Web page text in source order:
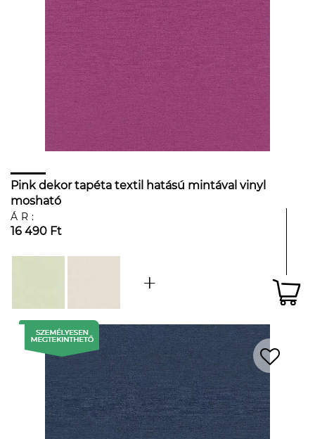
Pink dekor tapéta textil hatású mintával vinyl
mosható
ÁR:
16 490 Ft